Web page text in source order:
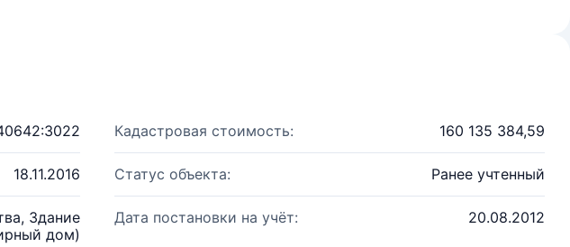
Кадастровая стоимость: 160 135 384,59
18.11.2016 Статус объекта: Ранее учтенный
Здание
дом)
Дата постановки на учёт: 20.08.2012